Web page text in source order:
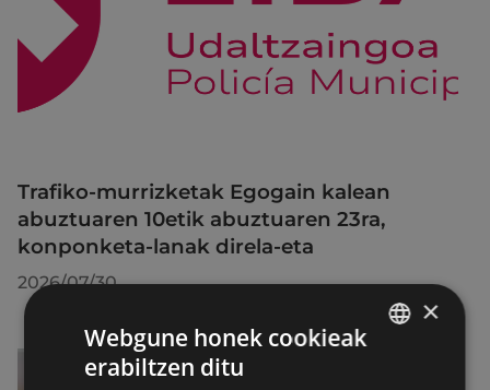
Trafiko-murrizketak Egogain kalean
abuztuaren 10etik abuztuaren 23ra,
konponketa-lanak direla-eta
2026/07/30
×
Webgune honek cookieak
erabiltzen ditu